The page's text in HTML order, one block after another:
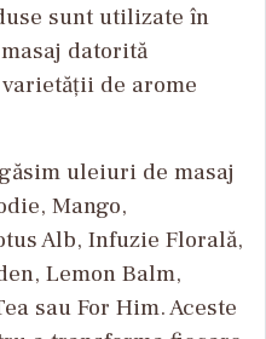
sunt utilizate în
datorită
de arome
uleiuri de masaj
Mango,
Alb, Infuzie Florală,
Lemon Balm,
sau For Him. Aceste